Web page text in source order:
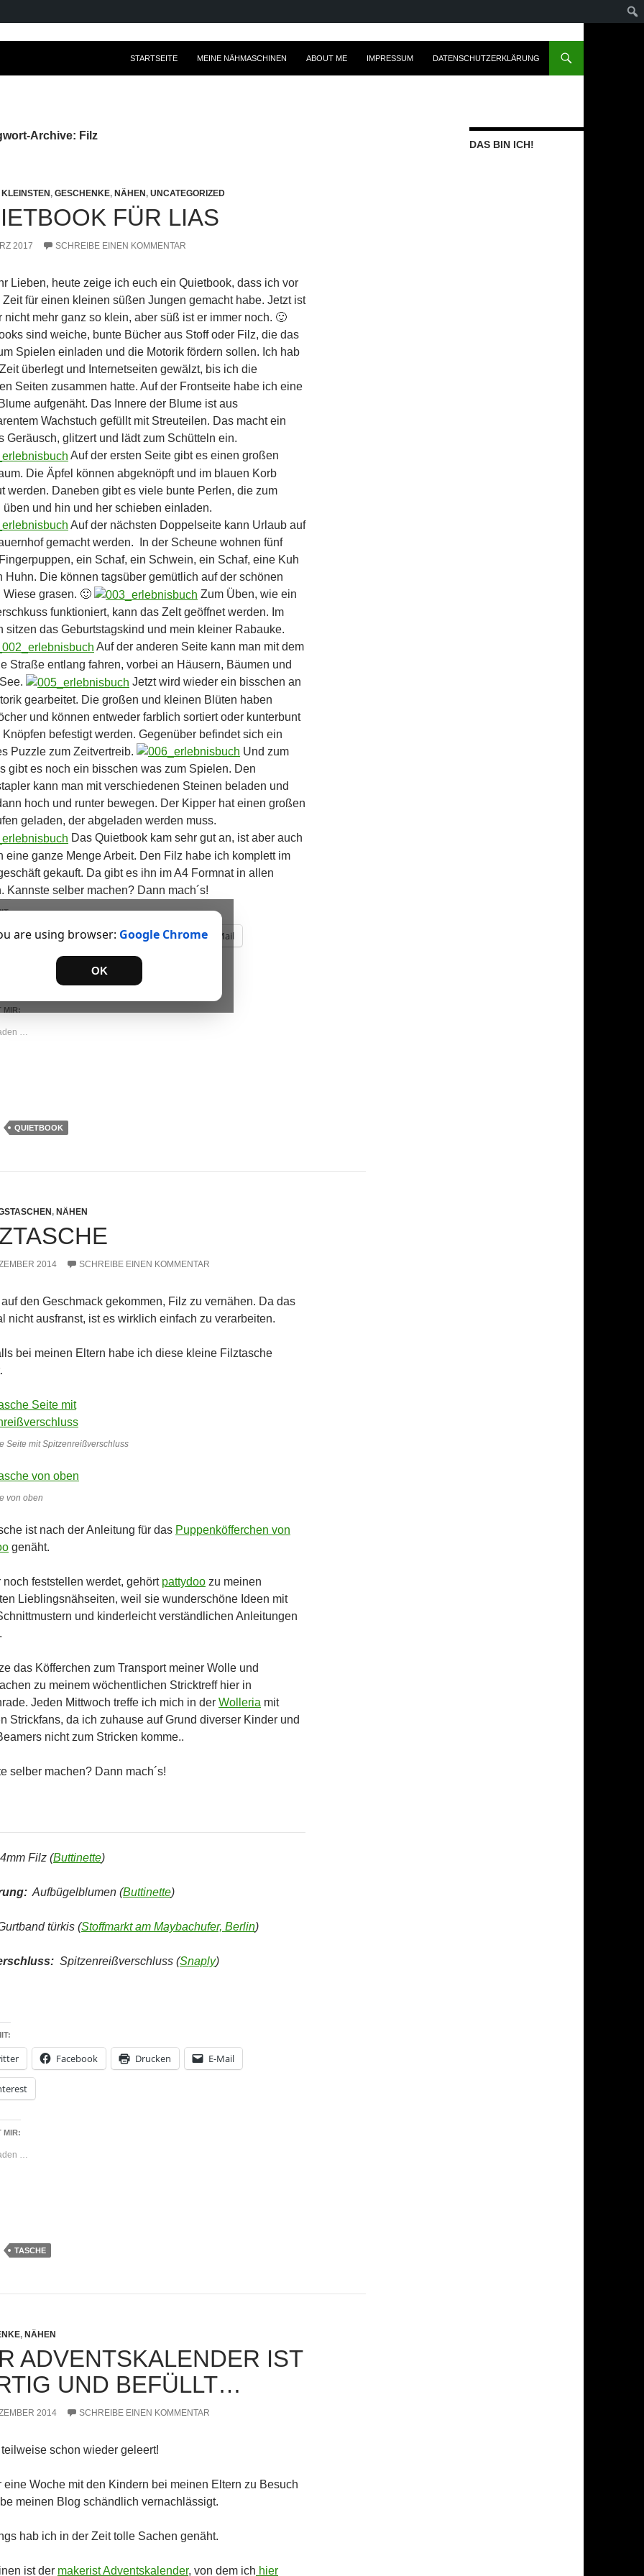
STARTSEITE
MEINE NÄHMASCHINEN ABOUT ME IMPRESSUM DATENSCHUTZERKLÄRUNG
Archive: Filz
, GESCHENKE, NÄHEN, UNCATEGORIZED
FÜR LIAS
2017 SCHREIBE EINEN KOMMENTAR
Lieben, heute zeige ich euch ein Quietbook, dass ich vor
für einen kleinen süßen Jungen gemacht habe. Jetzt ist
nicht mehr ganz so klein, aber süß ist er immer noch. 🙂
sind weiche, bunte Bücher aus Stoff oder Filz, die das
Spielen einladen und die Motorik fördern sollen. Ich hab
überlegt und Internetseiten gewälzt, bis ich die
Seiten zusammen hatte. Auf der Frontseite habe ich eine
aufgenäht. Das Innere der Blume ist aus
Wachstuch gefüllt mit Streuteilen. Das macht ein
Geräusch, glitzert und lädt zum Schütteln ein.
Auf der ersten Seite gibt es einen großen
Die Äpfel können abgeknöpft und im blauen Korb
werden. Daneben gibt es viele bunte Perlen, die zum
üben und hin und her schieben einladen.
Auf der nächsten Doppelseite kann Urlaub auf
gemacht werden. In der Scheune wohnen fünf
ein Schaf, ein Schwein, ein Schaf, eine Kuh
Huhn. Die können tagsüber gemütlich auf der schönen
Wiese grasen. 🙂
Zum Üben, wie ein
funktioniert, kann das Zelt geöffnet werden. Im
sitzen das Geburtstagskind und mein kleiner Rabauke.
Auf der anderen Seite kann man mit dem
Straße entlang fahren, vorbei an Häusern, Bäumen und
Jetzt wird wieder ein bisschen an
gearbeitet. Die großen und kleinen Blüten haben
und können entweder farblich sortiert oder kunterbunt
Knöpfen befestigt werden. Gegenüber befindet sich ein
Puzzle zum Zeitvertreib.
Und zum
gibt es noch ein bisschen was zum Spielen. Den
kann man mit verschiedenen Steinen beladen und
hoch und runter bewegen. Der Kipper hat einen großen
geladen, der abgeladen werden muss.
Das Quietbook kam sehr gut an, ist aber auch
eine ganze Menge Arbeit. Den Filz habe ich komplett im
gekauft. Da gibt es ihn im A4 Formnat in allen
Kannste selber machen? Dann mach´s!
are using browser: Google Chrome
OK
Facebook Drucken E-Mail
MIR:
…
QUIETBOOK
, NÄHEN
2014 SCHREIBE EINEN KOMMENTAR
auf den Geschmack gekommen, Filz zu vernähen. Da das
nicht ausfranst, ist es wirklich einfach zu verarbeiten.
bei meinen Eltern habe ich diese kleine Filztasche
Seite mit Spitzenreißverschluss
von oben
ist nach der Anleitung für das Puppenköfferchen von
genäht.
noch feststellen werdet, gehört pattydoo zu meinen
Lieblingsnähseiten, weil sie wunderschöne Ideen mit
und kinderleicht verständlichen Anleitungen
das Köfferchen zum Transport meiner Wolle und
zu meinem wöchentlichen Stricktreff hier in
Jeden Mittwoch treffe ich mich in der Wolleria mit
Strickfans, da ich zuhause auf Grund diverser Kinder und
nicht zum Stricken komme..
selber machen? Dann mach´s!
4mm Filz (Buttinette)
Aufbügelblumen (Buttinette)
türkis (Stoffmarkt am Maybachufer, Berlin)
Spitzenreißverschluss (Snaply)
Facebook Drucken E-Mail
MIR:
…
TASCHE
, NÄHEN
ADVENTSKALENDER IST
UND BEFÜLLT…
2014 SCHREIBE EINEN KOMMENTAR
schon wieder geleert!
eine Woche mit den Kindern bei meinen Eltern zu Besuch
meinen Blog schändlich vernachlässigt.
hab ich in der Zeit tolle Sachen genäht.
ist der makerist Adventskalender, von dem ich hier
DAS BIN ICH!